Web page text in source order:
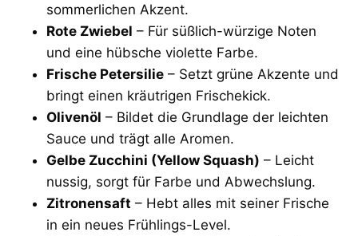
sommerlichen Akzent.
Rote Zwiebel – Für süßlich-würzige Noten
und eine hübsche violette Farbe.
Frische Petersilie – Setzt grüne Akzente und
bringt einen kräutrigen Frischekick.
Olivenöl – Bildet die Grundlage der leichten
Sauce und trägt alle Aromen.
Gelbe Zucchini (Yellow Squash) – Leicht
nussig, sorgt für Farbe und Abwechslung.
Zitronensaft – Hebt alles mit seiner Frische
in ein neues Frühlings-Level.